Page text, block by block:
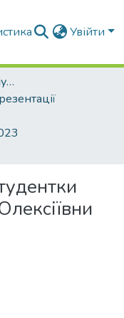
Увійти
Атестаційні роботи випускників